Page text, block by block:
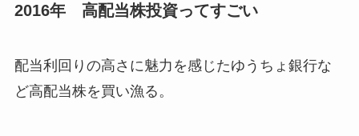
2016年 高配当株投資ってすごい
配当利回りの高さに魅力を感じたゆうちょ銀行な
ど高配当株を買い漁る。